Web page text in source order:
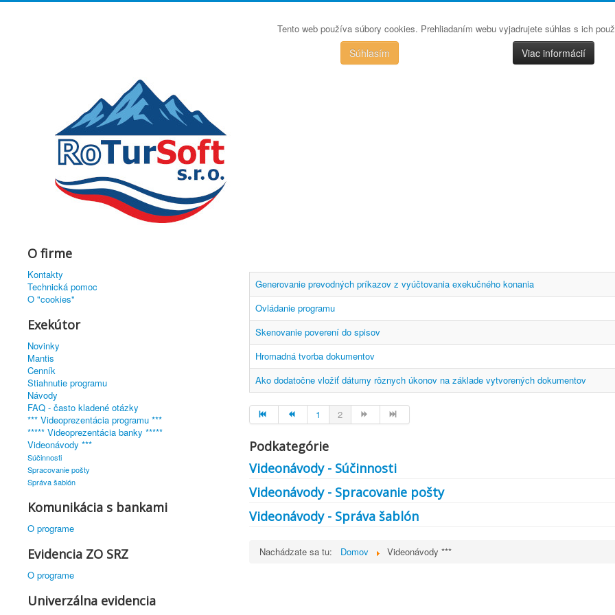
Tento web používa súbory cookies. Prehliadaním webu vyjadrujete súhlas s ich
Súhlasím Viac informácií
O firme
Kontakty
Technická pomoc
O "cookies"
Exekútor
Novinky
Mantis
Cenník
Stiahnutie programu
Návody
FAQ - často kladené otázky
*** Videoprezentácia programu ***
***** Videoprezentácia banky *****
Videonávody ***
Súčinnosti
Spracovanie pošty
Správa šablón
Komunikácia s bankami
O programe
Evidencia ZO SRZ
O programe
Univerzálna evidencia
Generovanie prevodných príkazov z vyúčtovania exekučného konania
Ovládanie programu
Skenovanie poverení do spisov
Hromadná tvorba dokumentov
Ako dodatočne vložiť dátumy rôznych úkonov na základe vytvorených dokumentov
1 2
Podkategórie
Videonávody - Súčinnosti
Videonávody - Spracovanie pošty
Videonávody - Správa šablón
Nachádzate sa tu: Domov Videonávody ***